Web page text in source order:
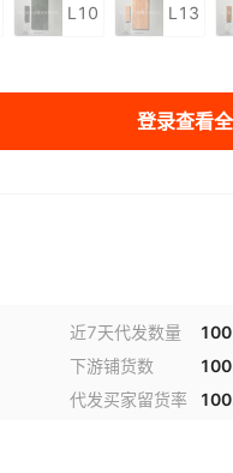
L10 L13
登录查看
近7天代发数量
下游铺货数
代发买家留货率